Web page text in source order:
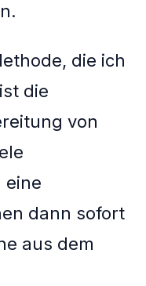
die ich
die
von
eine
dann sofort
aus dem